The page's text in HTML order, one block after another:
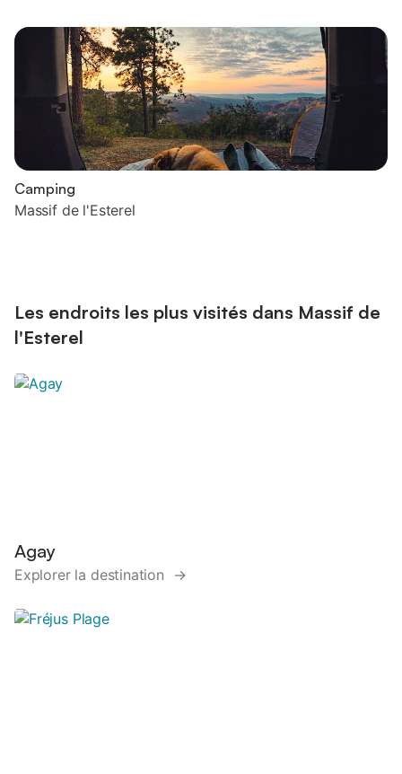
Camping
Massif de l'Esterel
Les endroits les plus visités dans Massif de
l'Esterel
Agay
Explorer la destination →